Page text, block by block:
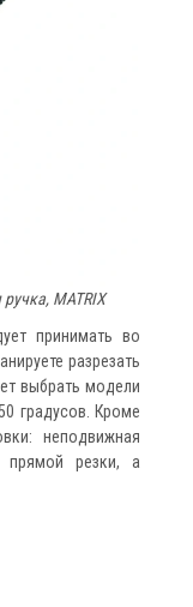
MATRIX
принимать во
разрезать
выбрать модели
градусов. Кроме
неподвижная
прямой резки, а